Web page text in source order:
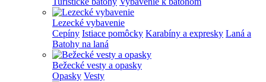
Lezecké vybavenie
Cepíny Istiace pomôcky Karabíny a expresky Laná a
Batohy na laná
Bežecké vesty a opasky
Opasky Vesty